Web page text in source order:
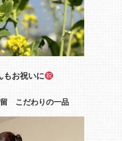
もお祝いに
こだわりの一品